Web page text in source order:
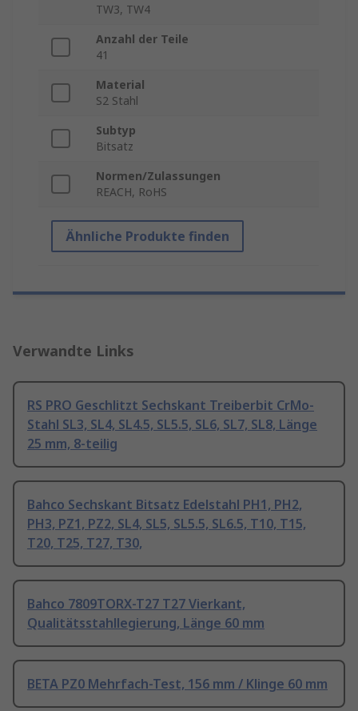
TW3, TW4
Anzahl der Teile
41
Material
S2 Stahl
Subtyp
Bitsatz
Normen/Zulassungen
REACH, RoHS
Ähnliche Produkte finden
Verwandte Links
RS PRO Geschlitzt Sechskant Treiberbit CrMo-
Stahl SL3, SL4, SL4.5, SL5.5, SL6, SL7, SL8, Länge
25 mm, 8-teilig
Bahco Sechskant Bitsatz Edelstahl PH1, PH2,
PH3, PZ1, PZ2, SL4, SL5, SL5.5, SL6.5, T10, T15,
T20, T25, T27, T30,
Bahco 7809TORX-T27 T27 Vierkant,
Qualitätsstahllegierung, Länge 60 mm
BETA PZ0 Mehrfach-Test, 156 mm / Klinge 60 mm